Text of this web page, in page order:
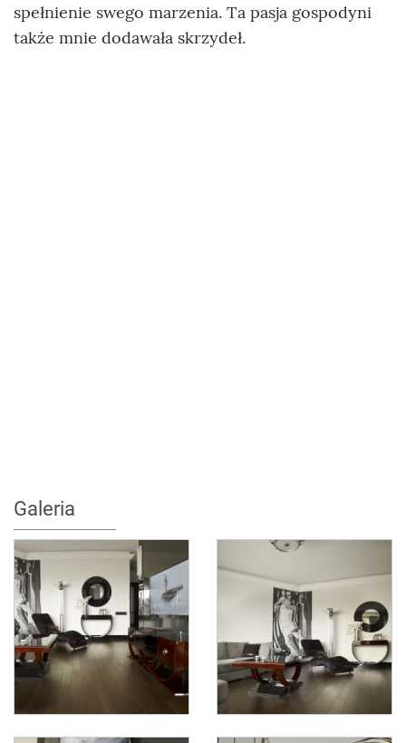
spełnienie swego marzenia. Ta pasja gospodyni
także mnie dodawała skrzydeł.
Galeria